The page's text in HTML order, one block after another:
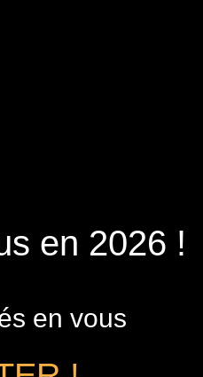
en 2026 !
en vous